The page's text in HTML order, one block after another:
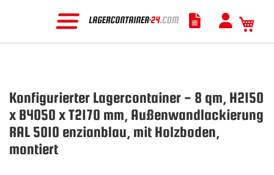
Konfigurierter Lagercontainer - 8 qm, H2150
x B4050 x T2170 mm, Außenwandlackierung
RAL 5010 enzianblau, mit Holzboden,
montiert